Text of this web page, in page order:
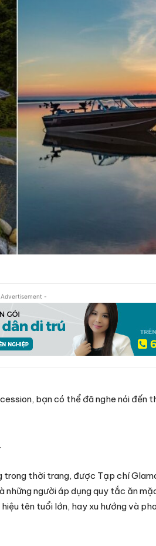
-
bạn có thể đã nghe nói đến
thời trang, được Tạp chí
những người áp dụng quy tắc ăn
tên tuổi lớn, hay xu hướng và